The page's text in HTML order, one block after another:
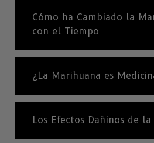
Cómo ha Cambiado la
con el Tiempo
¿La Marihuana es
Los Efectos Dañinos de